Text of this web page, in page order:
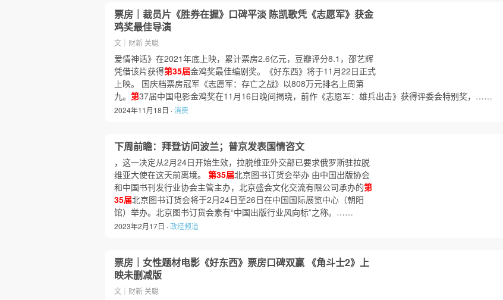
票房｜裁员片《胜券在握》口碑平淡 陈凯歌凭《志愿军》获金
鸡奖最佳导演
文｜财新 关聪
爱情神话》在2021年底上映，累计票房2.6亿元，豆瓣评分8.1，邵艺辉
凭借该片获得第35届金鸡奖最佳编剧奖。《好东西》将于11月22日正式
上映。 国庆档票房冠军《志愿军：存亡之战》以808万元排名上周第
九。 第37届中国电影金鸡奖在11月16日晚间揭晓，前作《志愿军：雄兵出击》获得评委会特别奖，……
2024年11月18日 ·消费
下周前瞻：拜登访问波兰；普京发表国情咨文
，这一决定从2月24日开始生效，拉脱维亚外交部已要求俄罗斯驻拉脱
维亚大使在这天前离境。 第35届北京图书订货会举办 由中国出版协会
和中国书刊发行业协会主管主办，北京盛会文化交流有限公司承办的第
35届北京图书订货会将于2月24日至26日在中国国际展览中心（朝阳
馆）举办。北京图书订货会素有“中国出版行业风向标”之称。……
2023年2月17日 ·政经频道
票房｜女性题材电影《好东西》票房口碑双赢 《角斗士2》上
映未删减版
文｜财新 关聪